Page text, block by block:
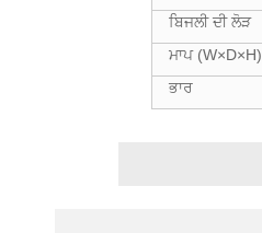
ਬਿਜਲੀ ਦੀ ਲੋੜ
ਮਾਪ (W×D×H)
ਭਾਰ